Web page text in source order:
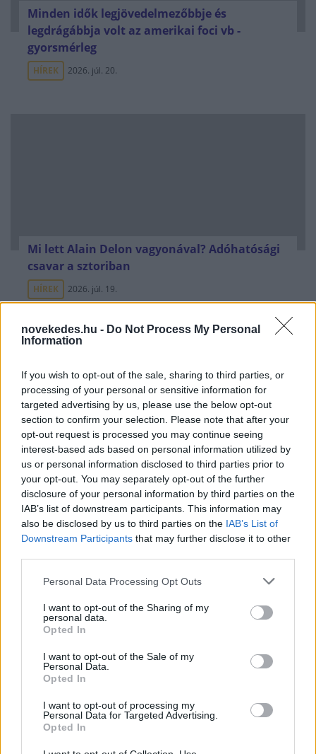
novekedes.hu - Do Not Process My Personal
Information
If you wish to opt-out of the sale, sharing to third parties, or
processing of your personal or sensitive information for
targeted advertising by us, please use the below opt-out
section to confirm your selection. Please note that after your
opt-out request is processed you may continue seeing
interest-based ads based on personal information utilized by
us or personal information disclosed to third parties prior to
your opt-out. You may separately opt-out of the further
disclosure of your personal information by third parties on the
IAB’s list of downstream participants. This information may
also be disclosed by us to third parties on the IAB’s List of
Downstream Participants that may further disclose it to other
Please note that this website/app uses one or more Google
not limited to your visit or usage behaviour. You may click to
grant or deny consent to Google and its third-party tags to
use your data for below specified purposes in below Google
consent section.
Personal Data Processing Opt Outs
I want to opt-out of the Sharing of my
personal data.
Opted In
I want to opt-out of the Sale of my
Personal Data.
Opted In
I want to opt-out of processing my
Personal Data for Targeted Advertising.
Opted In
Minden idők legjövedelmezőbbje és
legdrágábbja volt az amerikai foci vb -
gyorsmérleg
HÍREK 2026. júl. 20.
Mi lett Alain Delon vagyonával? Adóhatósági
csavar a sztoriban
HÍREK 2026. júl. 19.
FRISS HÍREK
Olasz lap: dzsihadista hálózatokra és a
ceutai bevándorlás biztonsági kockázataira
figyelmeztetnek a titkosszolgálatok
HÍREK 34 perce
Heaven Street Seven: nézz vissza, és nézd
vissza!
LIFESTYLE egy órája
Az éjszakai támadások mérlege az ukrán-
orosz határon: 3 civil halott, 13 sebesült